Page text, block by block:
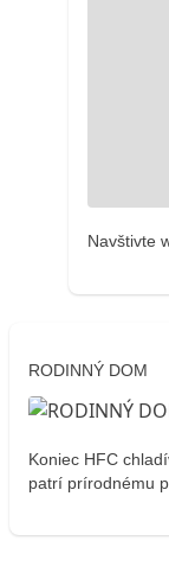
Navštivte
RODINNÝ DOM
Koniec HFC
patrí prírodnému